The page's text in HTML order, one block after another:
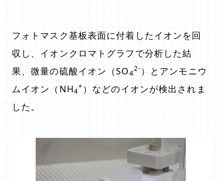
フォトマスク基板表面に付着したイオンを回
収し、イオンクロマトグラフで分析した結
果、微量の硫酸イオン（SO4
2- ）とアンモニウ
ムイオン（NH4
+ ）などのイオンが検出されま
した。